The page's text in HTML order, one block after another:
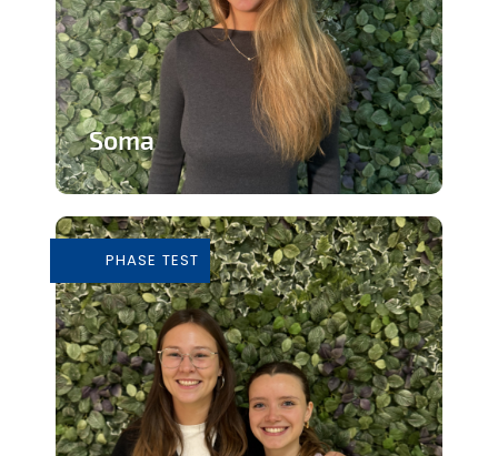
Soma
immersive
En savoir plus
PHASE TEST